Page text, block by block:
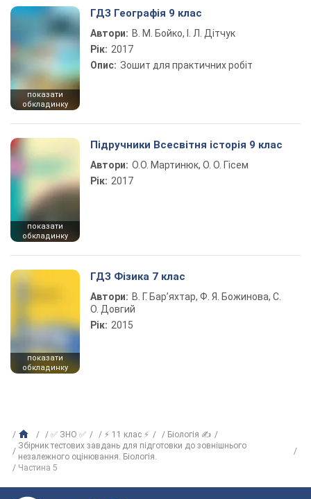
показати
обкладинку
ГДЗ Географія 9 клас
Автори: В. М. Бойко, І. Л. Дітчук
Рік: 2017
Опис: Зошит для практичних робіт
показати
обкладинку
Підручники Всесвітня історія 9 клас
Автори: О.О. Мартинюк, О. О. Гісем
Рік: 2017
показати
обкладинку
ГДЗ Фізика 7 клас
Автори: В. Г. Бар’яхтар, Ф. Я. Божинова, С.
О. Довгий
Рік: 2015
✅ ЗНО ✅ ⚡ 11 клас ⚡
Біологія ✍
Збірник тестових завдань для підготовки до зовнішнього
незалежного оцінювання. Біологія.
Частина 5